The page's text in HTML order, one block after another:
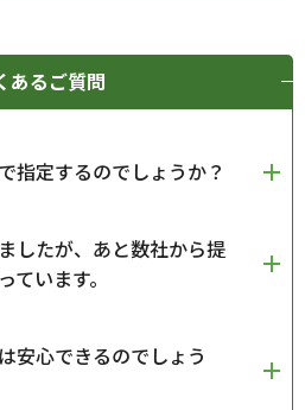
あるご質問
指定するのでしょうか？
したが、あと数社から提
います。
安心できるのでしょう